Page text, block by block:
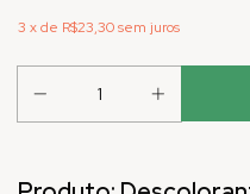
3 x de R$23,30sem juros